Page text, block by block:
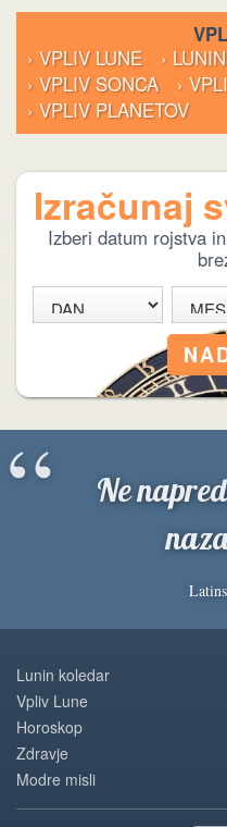
› VPLIV LUNE
›
› VPLIV SONCA
›
› VPLIV PLANETOV
Izračunaj
Izberi datum rojstva
Ne
“
Lunin koledar
Vpliv Lune
Horoskop
Zdravje
Modre misli